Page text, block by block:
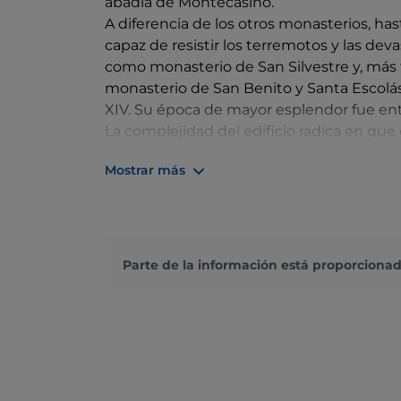
A diferencia de los otros monasterios,
capaz de resistir los terremotos y las
como monasterio de San Silvestre y,
monasterio de San Benito y Santa
XIV. Su época de mayor esplendor fue
La complejidad del edificio radica en
lema benedictino «Ora et labora», le
reconstruida en el siglo XVIII. En 1465,
tipografía italiana, obra de dos clérigos
Mostrar más
Parte de la información está